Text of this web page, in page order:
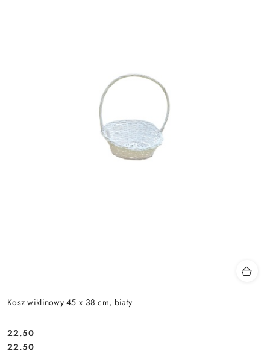
Kosz wiklinowy 45 x 38 cm, biały
Cena:
22.50
Cena:
22.50